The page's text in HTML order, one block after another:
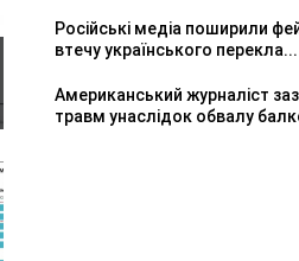
Російські медіа поширили
втечу українського перекла...
Американський журналіст
травм унаслідок обвалу